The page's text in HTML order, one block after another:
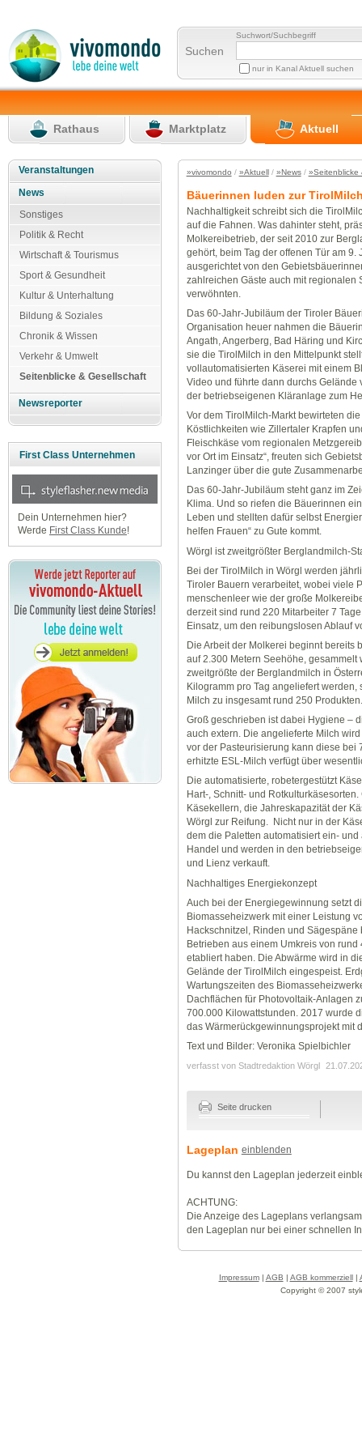
Suchen
Suchwort/Suchbegriff
nur in Kanal Aktuell suchen
Rathaus Marktplatz Aktuell
Veranstaltungen
News
Sonstiges
Politik & Recht
Wirtschaft & Tourismus
Sport & Gesundheit
Kultur & Unterhaltung
Bildung & Soziales
Chronik & Wissen
Verkehr & Umwelt
Seitenblicke & Gesellschaft
Newsreporter
First Class Unternehmen
Dein Unternehmen hier?
Werde First Class Kunde!
»vivomondo / »Aktuell/ »News/ »Seitenblicke
Bäuerinnen luden zur
Nachhaltigkeit schreibt sich die
auf die Fahnen. Was dahinter steht,
Molkereibetrieb, der seit 2010 zur
gehört, beim Tag der offenen Tür am 9.
ausgerichtet von den
zahlreichen Gäste auch mit regionalen
verwöhnten.
Das 60-Jahr-Jubiläum der Tiroler
Organisation heuer nahmen die
Angath, Angerberg, Bad Häring und
sie die TirolMilch in den Mittelpunkt
vollautomatisierten Käserei mit einem
Video und führte dann durchs
der betriebseigenen Kläranlage zum
Vor dem TirolMilch-Markt bewirteten
Köstlichkeiten wie Zillertaler Krapfen
Fleischkäse vom regionalen
vor Ort im Einsatz“, freuten sich
Lanzinger über die gute
Das 60-Jahr-Jubiläum steht ganz im
Klima. Und so riefen die Bäuerinnen
Leben und stellten dafür selbst
helfen Frauen“ zu Gute kommt.
Wörgl ist zweitgrößter Berglandmilch-
Bei der TirolMilch in Wörgl werden
Tiroler Bauern verarbeitet, wobei viele
menschenleer wie der große
derzeit sind rund 220 Mitarbeiter 7
Einsatz, um den reibungslosen Ablauf
Die Arbeit der Molkerei beginnt bereits
auf 2.300 Metern Seehöhe,
zweitgrößte der Berglandmilch in
Kilogramm pro Tag angeliefert
Milch zu insgesamt rund 250 Produkten.
Groß geschrieben ist dabei Hygiene –
auch extern. Die angelieferte Milch
vor der Pasteurisierung kann diese bei
erhitzte ESL-Milch verfügt über
Die automatisierte, robetergestützt
Hart-, Schnitt- und
Käsekellern, die Jahreskapazität der
Wörgl zur Reifung. Nicht nur in der
dem die Paletten automatisiert ein-
Handel und werden in den
und Lienz verkauft.
Nachhaltiges Energiekonzept
Auch bei der Energiegewinnung setzt
Biomasseheizwerk mit einer Leistung
Hackschnitzel, Rinden und
Betrieben aus einem Umkreis von
etabliert haben. Die Abwärme wird in
Gelände der TirolMilch eingespeist.
Wartungszeiten des
Dachflächen für Photovoltaik-Anlagen
700.000 Kilowattstunden. 2017 wurde
das Wärmerückgewinnungsprojekt mit
Text und Bilder: Veronika Spielbichler
verfasst von Stadtredaktion Wörgl
Seite drucken
Lageplan einblenden
Du kannst den Lageplan jederzeit
ACHTUNG:
Die Anzeige des Lageplans
den Lageplan nur bei einer schnellen
Impressum| AGB | AGB kommerziell|
Copyright © 2007